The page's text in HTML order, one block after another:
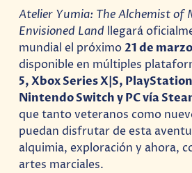
Atelier Yumia: The Alchemist of
Envisioned Land llegará
mundial el próximo21 de
disponible en múltiples
5, Xbox Series X|S,
Nintendo Switch y PC vía
que tanto veteranos como
puedan disfrutar de esta
alquimia, exploración y ahora,
artes marciales.